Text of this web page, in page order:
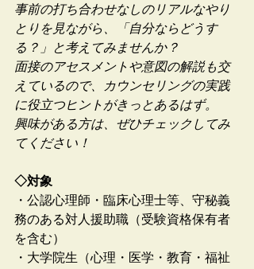
事前の打ち合わせなしのリアルなやり
とりを見ながら、「自分ならどうす
る？」と考えてみませんか？
面接のアセスメントや意図の解説も交
えているので、カウンセリングの実践
に役立つヒントがきっとあるはず。
興味がある方は、ぜひチェックしてみ
てください！
◇対象
・公認心理師・臨床心理士等、守秘義
務のある対人援助職（受験資格保有者
を含む）
・大学院生（心理・医学・教育・福祉